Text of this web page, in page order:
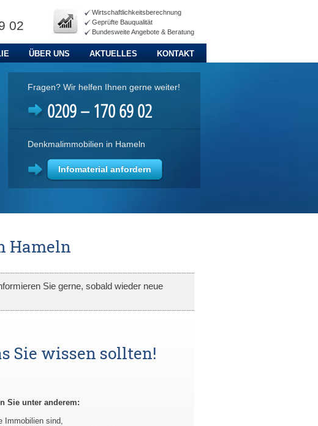
02
Wirtschaftlichkeitsberechnung
Geprüfte Bauqualität
Bundesweite Angebote & Beratung
ÜBER UNS AKTUELLES KONTAKT
Fragen? Wir helfen Ihnen gerne weiter!
0209 – 170 69 02
Denkmalimmobilien in Hameln
Infomaterial anfordern
Hameln
Sie gerne, sobald wieder neue
Sie wissen sollten!
Sie unter anderem:
Immobilien sind,